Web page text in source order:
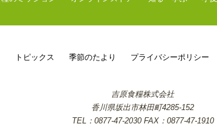
トピックス 季節のたより プライバシーポリシー
吉原食糧株式会社
香川県坂出市林田町4285-152
TEL：0877-47-2030 FAX：0877-47-1910